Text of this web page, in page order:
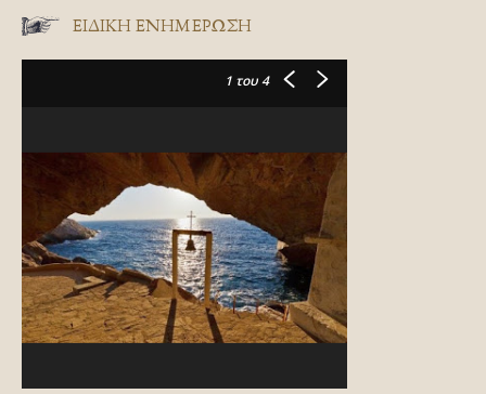
ΕΙΔΙΚΉ ΕΝΗΜΈΡΩΣΗ
1 του 4